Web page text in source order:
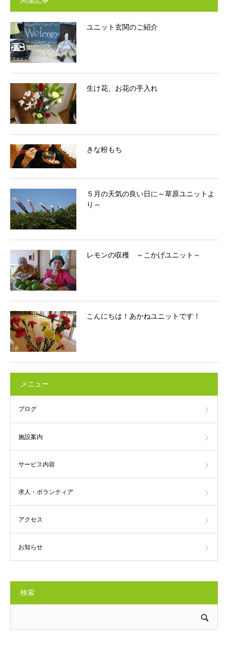
ユニット玄関のご紹介
生け花、お花の手入れ
きな粉もち
５月の天気の良い日に～草原ユニットよ
り～
レモンの収穫 ～こかげユニット～
こんにちは！あかねユニットです！
メニュー
ブログ
施設案内
サービス内容
求人・ボランティア
アクセス
お知らせ
検索